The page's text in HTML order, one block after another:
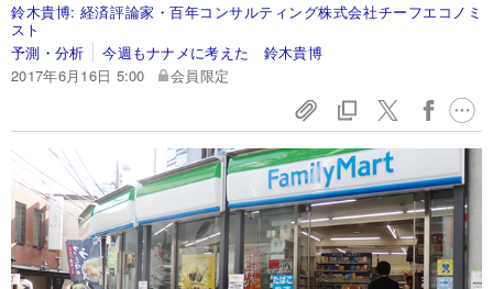
鈴木貴博: 経済評論家・百年コンサルティング株式会社チーフエコノミ
スト
予測・分析
今週もナナメに考えた 鈴木貴博
2017年6月16日 5:00
会員限定